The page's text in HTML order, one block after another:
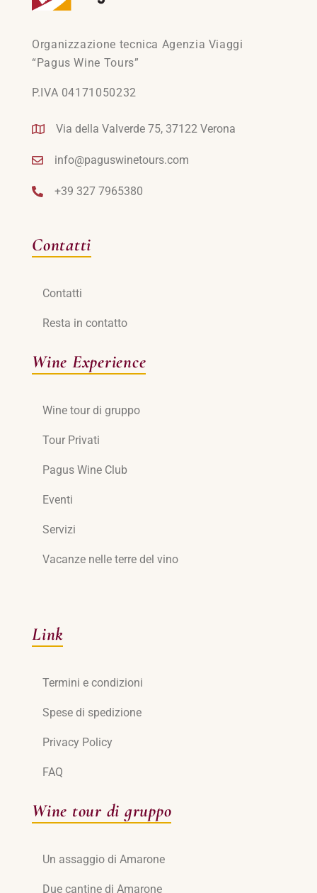
Organizzazione tecnica Agenzia Viaggi
“Pagus Wine Tours”
P.IVA 04171050232
Via della Valverde 75, 37122 Verona
info@paguswinetours.com
+39 327 7965380
Contatti
Contatti
Resta in contatto
Wine Experience
Wine tour di gruppo
Tour Privati
Pagus Wine Club
Eventi
Servizi
Vacanze nelle terre del vino
Link
Termini e condizioni
Spese di spedizione
Privacy Policy
FAQ
Wine tour di gruppo
Un assaggio di Amarone
Due cantine di Amarone